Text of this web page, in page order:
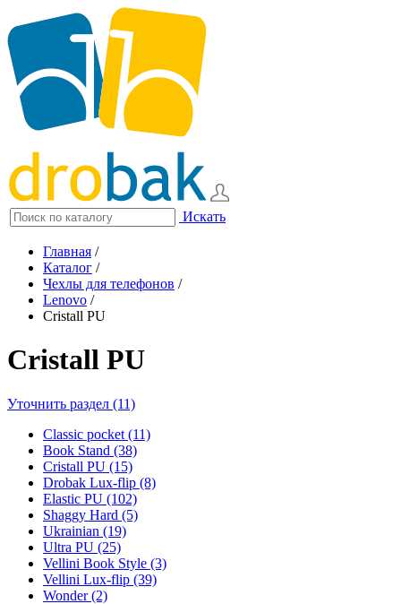
Искать
Главная /
Каталог /
Чехлы для телефонов /
Lenovo /
Cristall PU
Cristall PU
Уточнить раздел (11)
Classic pocket (11)
Book Stand (38)
Cristall PU (15)
Drobak Lux-flip (8)
Elastic PU (102)
Shaggy Hard (5)
Ukrainian (19)
Ultra PU (25)
Vellini Book Style (3)
Vellini Lux-flip (39)
Wonder (2)